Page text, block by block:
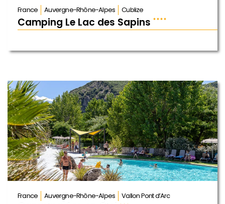
France Auvergne-Rhône-Alpes Cublize
Camping Le Lac des Sapins
France Auvergne-Rhône-Alpes Vallon Pont d’Arc